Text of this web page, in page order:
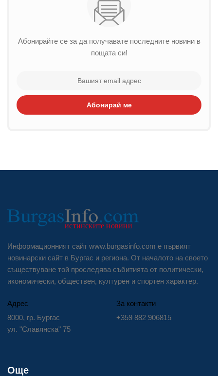
Абонирайте се за да получавате последните новини в
пощата си!
Абонирай ме
Информационният сайт www.burgasinfo.com е първият
новинарски сайт в Бургас и региона. От началото на своето
съществуване той проследява събитията от политически,
икономически, обществен, културен и спортен характер.
Адрес
8000, гр. Бургас
ул. "Славянска" 75
За контакти
+359 882 906815
Още